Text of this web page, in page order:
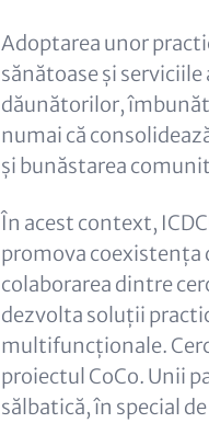
Adoptarea unor
sănătoase și
dăunătorilor,
numai că
și bunăstarea
În acest context,
promova coexistența
colaborarea dintre
dezvolta soluții
multifuncționale.
proiectul CoCo. Unii
sălbatică, în special